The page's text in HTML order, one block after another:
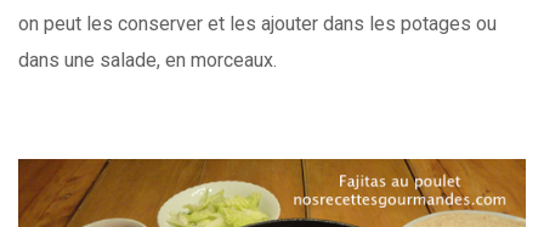
on peut les conserver et les ajouter dans les potages ou
dans une salade, en morceaux.